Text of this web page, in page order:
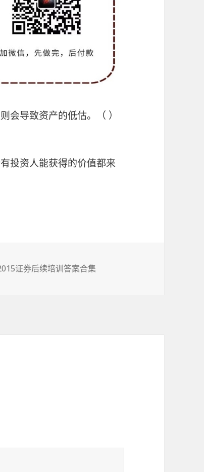
会导致资产的低估。（ ）
投资人能获得的价值都来
证券后续培训答案合集